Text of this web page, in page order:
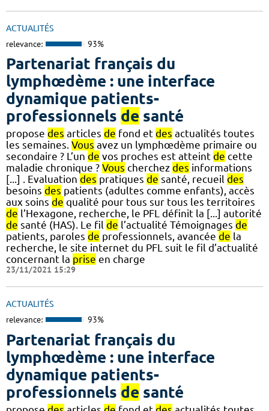
ACTUALITÉS
relevance: 93%
Partenariat français du
lymphœdème : une interface
dynamique patients-
professionnels de santé
propose des articles de fond et des actualités toutes
les semaines. Vous avez un lymphœdème primaire ou
secondaire ? L’un de vos proches est atteint de cette
maladie chronique ? Vous cherchez des informations
[...] . Evaluation des pratiques de santé, recueil des
besoins des patients (adultes comme enfants), accès
aux soins de qualité pour tous sur tous les territoires
de l’Hexagone, recherche, le PFL définit la [...] autorité
de santé (HAS). Le fil de l’actualité Témoignages de
patients, paroles de professionnels, avancée de la
recherche, le site internet du PFL suit le fil d’actualité
concernant la prise en charge
23/11/2021 15:29
ACTUALITÉS
relevance: 93%
Partenariat français du
lymphœdème : une interface
dynamique patients-
professionnels de santé